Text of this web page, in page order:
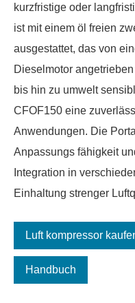
kurzfristige oder
ist mit einem öl freien
ausgestattet, das von
Dieselmotor
bis hin zu umwelt
CFOF150 eine
Anwendungen. Die
Anpassungs fähigkeit
Integration in
Einhaltung strenger
Luft kompressor
Handbuch